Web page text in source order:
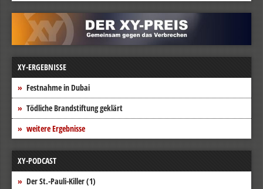
XY-ERGEBNISSE
Festnahme in Dubai
Tödliche Brandstiftung geklärt
weitere Ergebnisse
XY-PODCAST
Der St.-Pauli-Killer (1)